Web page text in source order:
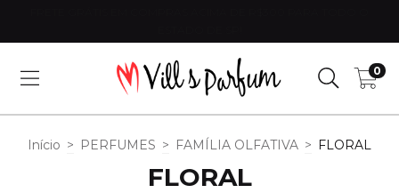
0
Início > PERFUMES > FAMÍLIA OLFATIVA > FLORAL
FLORAL